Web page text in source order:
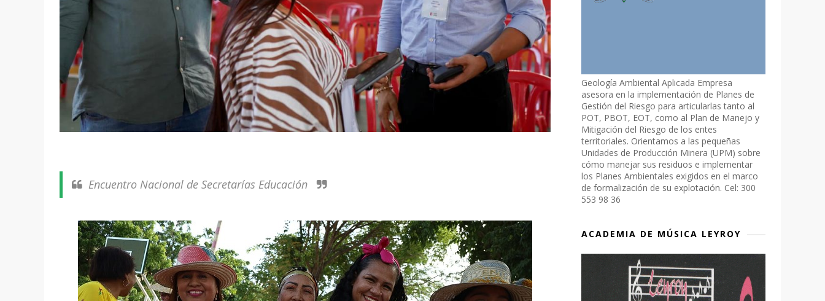
Encuentro Nacional de Secretarías Educación
Geología Ambiental Aplicada Empresa
asesora en la implementación de Planes de
Gestión del Riesgo para articularlas tanto al
POT, PBOT, EOT, como al Plan de Manejo y
Mitigación del Riesgo de los entes
territoriales. Orientamos a las pequeñas
Unidades de Producción Minera (UPM) sobre
cómo manejar sus residuos e implementar
los Planes Ambientales exigidos en el marco
de formalización de su explotación. Cel: 300
553 98 36
ACADEMIA DE MÚSICA LEYROY